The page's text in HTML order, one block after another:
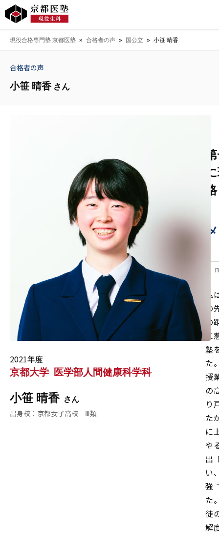
現役合格専門塾 京都医塾 » 合格者の声 » 国公立 » 小笹 晴香
合格者の声
小笹 晴香さん
2021年度
京都大学 医学部人間健康科学科
小笹 晴香
京都女子高校 Ⅲ類
格
塾
た
授
の
り
た
に
や
出
い
強
た
徒
解